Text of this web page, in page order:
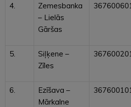
4.
Zemesbanka
– Lielās
Gāršas
5.
Siļķene –
Zīles
6.
Ezīšava –
Mārkalne